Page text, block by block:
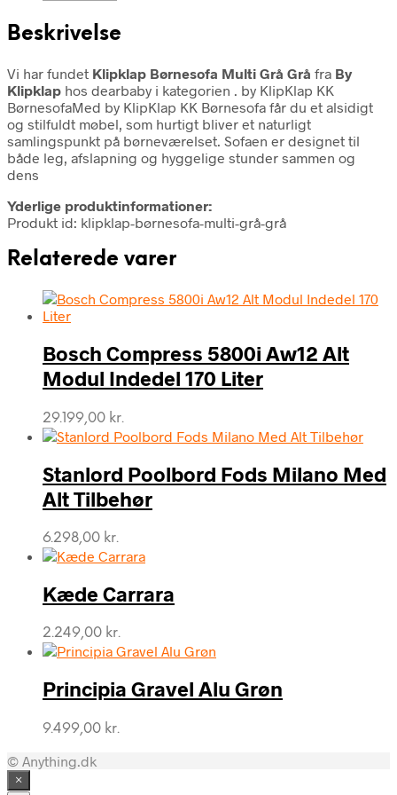
Beskrivelse
Vi har fundet Klipklap Børnesofa Multi Grå Grå fra By
Klipklap hos dearbaby i kategorien . by KlipKlap KK
BørnesofaMed by KlipKlap KK Børnesofa får du et alsidigt
og stilfuldt møbel, som hurtigt bliver et naturligt
samlingspunkt på børneværelset. Sofaen er designet til
både leg, afslapning og hyggelige stunder sammen og
dens
Yderlige produktinformationer:
Produkt id: klipklap-børnesofa-multi-grå-grå
Relaterede varer
Bosch Compress 5800i Aw12 Alt
Modul Indedel 170 Liter
29.199,00 kr.
Stanlord Poolbord Fods Milano Med
Alt Tilbehør
6.298,00 kr.
Kæde Carrara
2.249,00 kr.
Principia Gravel Alu Grøn
9.499,00 kr.
© Anything.dk
×